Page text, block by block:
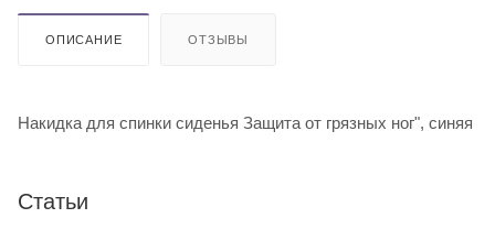
ОПИСАНИЕ ОТЗЫВЫ
Накидка для спинки сиденья Защита от грязных ног", синяя
Статьи